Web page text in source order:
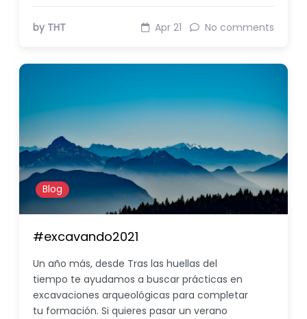
by THT Apr 21 No comments
Blog
#excavando2021
Un año más, desde Tras las huellas del
tiempo te ayudamos a buscar prácticas en
excavaciones arqueológicas para completar
tu formación. Si quieres pasar un verano